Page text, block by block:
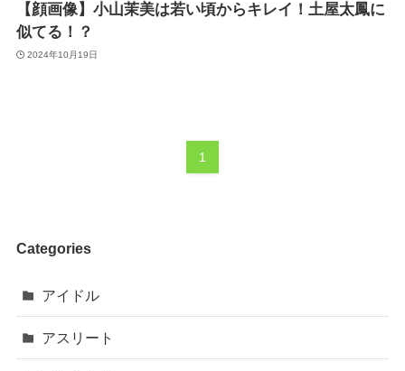
【顔画像】小山茉美は若い頃からキレイ！土屋太鳳に
似てる！？
2024年10月19日
1
Categories
アイドル
アスリート